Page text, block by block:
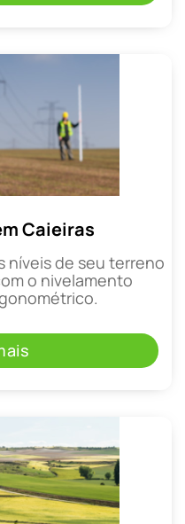
Caieiras
níveis de seu terreno
o nivelamento